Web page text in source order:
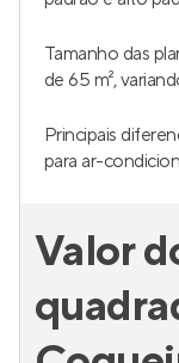
Tamanho das
de 65 m²,
Principais
para ar-
Valor